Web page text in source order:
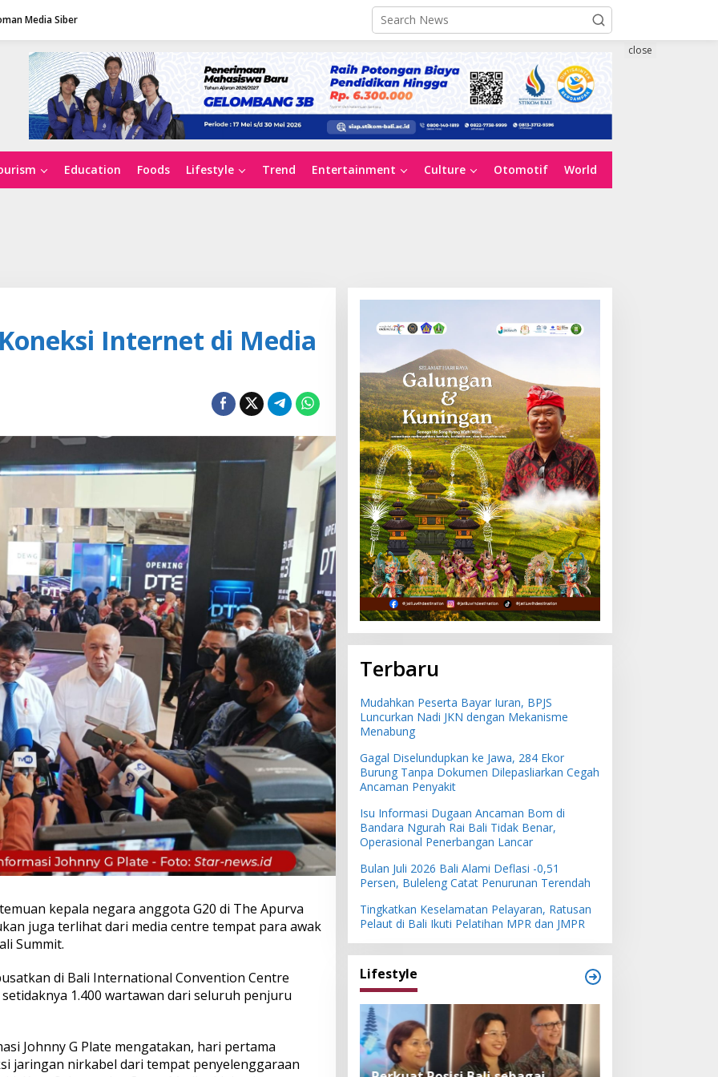
Media Siber
Education Foods Lifestyle Trend Entertainment Culture Otomotif World
close
Internet di Media
kepala negara anggota G20 di The Apurva
juga terlihat dari media centre tempat para awak
Summit.
di Bali International Convention Centre
1.400 wartawan dari seluruh penjuru
Johnny G Plate mengatakan, hari pertama
jaringan nirkabel dari tempat penyelenggaraan
Terbaru
Mudahkan Peserta Bayar Iuran, BPJS
Luncurkan Nadi JKN dengan Mekanisme
Menabung
Gagal Diselundupkan ke Jawa, 284 Ekor
Burung Tanpa Dokumen Dilepasliarkan Cegah
Ancaman Penyakit
Isu Informasi Dugaan Ancaman Bom di
Bandara Ngurah Rai Bali Tidak Benar,
Operasional Penerbangan Lancar
Bulan Juli 2026 Bali Alami Deflasi -0,51
Persen, Buleleng Catat Penurunan Terendah
Tingkatkan Keselamatan Pelayaran, Ratusan
Pelaut di Bali Ikuti Pelatihan MPR dan JMPR
Lifestyle